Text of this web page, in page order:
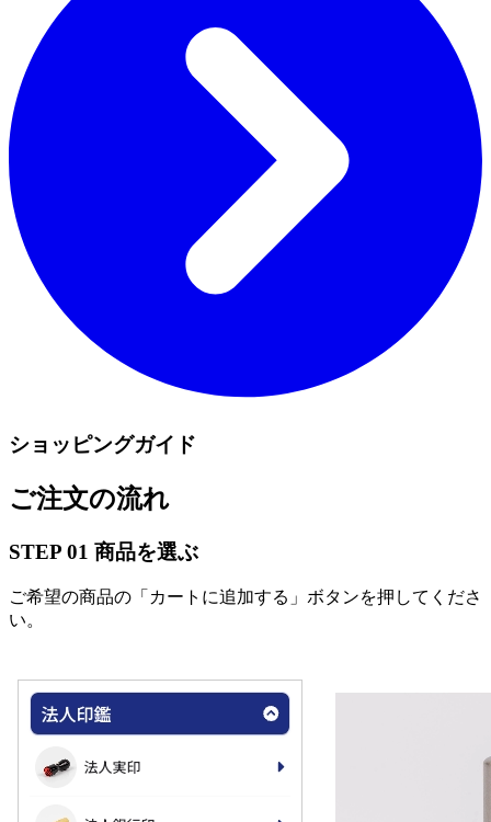
ショッピングガイド
ご注文の流れ
STEP 01 商品を選ぶ
ご希望の商品の「カートに追加する」ボタンを押してくださ
い。